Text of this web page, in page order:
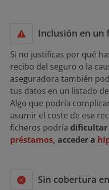
Inclusión en un
Si no justificas por qué
recibo del seguro o la
aseguradora también
tus datos en un listado
Algo que podría
asumir el coste de ese
ficheros podría dificultar
préstamos, acceder a
Sin cobertura